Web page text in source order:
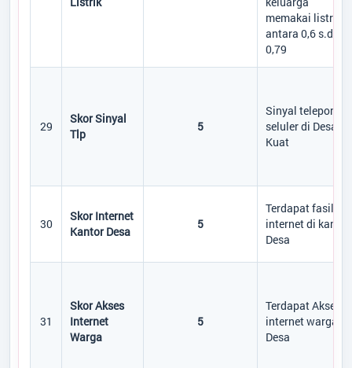
memakai listrik)
antara 0,6 s.d
0,79
29
Skor Sinyal
Tlp
5
Sinyal telepon
seluler di Desa
Kuat
30
Skor Internet
Kantor Desa
5
Terdapat fasilitas
internet di kantor
Desa
31
Skor Akses
Internet
Warga
5
Terdapat Akses
internet warga di
Desa